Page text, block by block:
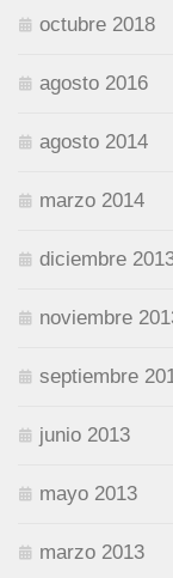
octubre 2018
agosto 2016
agosto 2014
marzo 2014
diciembre
noviembre
septiembre
junio 2013
mayo 2013
marzo 2013